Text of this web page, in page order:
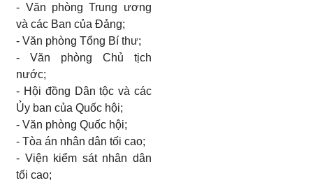
- Văn phòng Trung ương
và các Ban của Đảng;
-Văn phòng Tổng Bí thư;
-Văn phòng Chủ tịch
nước;
- Hội đồng Dân tộc và các
Ủy ban của Quốc hội;
-Văn phòng Quốc hội;
-Tòa án nhân dân tối cao;
- Viện kiểm sát nhân dân
tối cao;